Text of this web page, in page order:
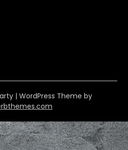
| WordPress Theme by